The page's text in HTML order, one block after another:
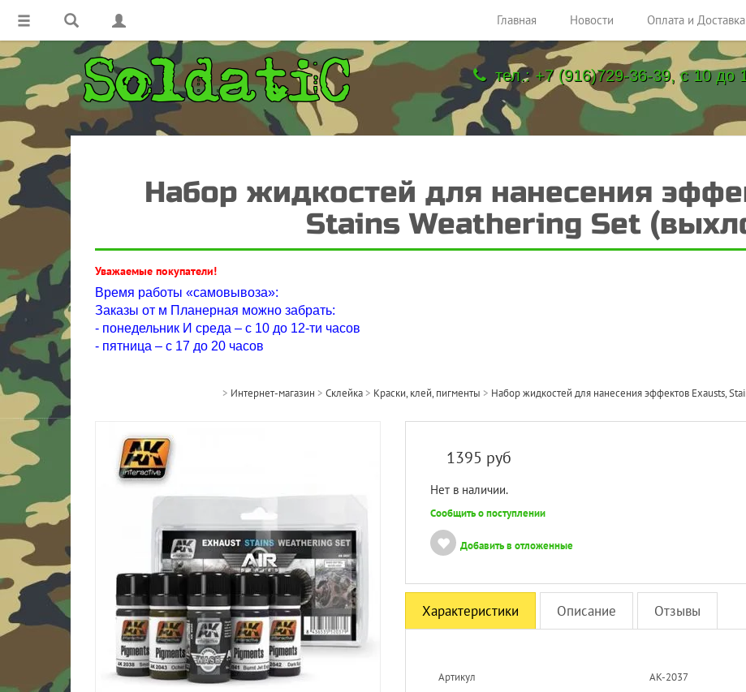
Главная Новости Оплата и Доставка
тел.: +7 (916)729-36-39, с 10 до
Набор жидкостей для нанесения
Stains Weathering Set
Уважаемые покупатели!
Время работы «самовывоза»:
Заказы от м Планерная можно забрать:
- понедельник И среда – с 10 до 12-ти часов
- пятница – с 17 до 20 часов
> Интернет-магазин > Склейка > Краски, клей, пигменты > Набор жидкостей для нанесения эффектов Exausts,
1395 руб
Нет в наличии.
Сообщить о поступлении
Добавить в отложенные
Характеристики Описание Отзывы
Артикул AK-2037